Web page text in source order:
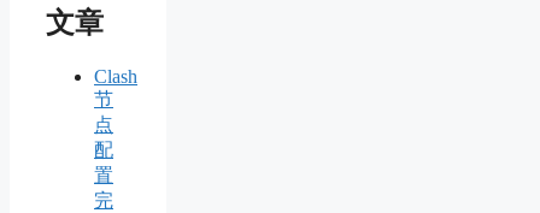
文章
Clash
节
点
配
置
完